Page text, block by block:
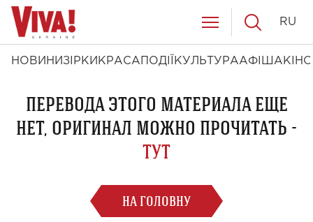
НОВИНИ ЗІРКИ КРАСА ПОДІЇ КУЛЬТУРААФІША КІНО
RU
ПЕРЕВОДА ЭТОГО МАТЕРИАЛА ЕЩЕ
НЕТ, ОРИГИНАЛ МОЖНО ПРОЧИТАТЬ -
ТУТ
НА ГОЛОВНУ